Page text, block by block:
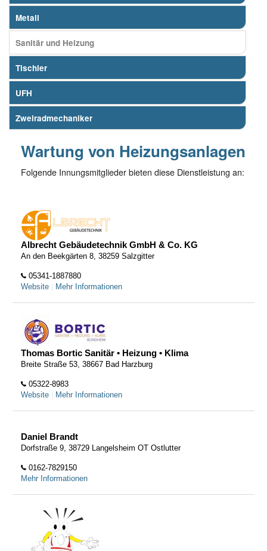
Metall
Sanitär und Heizung
Tischler
UFH
Zweiradmechaniker
Wartung von Heizungsanlagen
Folgende Innungsmitglieder bieten diese Dienstleistung an:
Albrecht Gebäudetechnik GmbH & Co. KG
An den Beekgärten 8, 38259 Salzgitter
05341-1887880
Website
Mehr Informationen
Thomas Bortic Sanitär • Heizung • Klima
Breite Straße 53, 38667 Bad Harzburg
05322-8983
Website
Mehr Informationen
Daniel Brandt
Dorfstraße 9, 38729 Langelsheim OT Ostlutter
0162-7829150
Mehr Informationen